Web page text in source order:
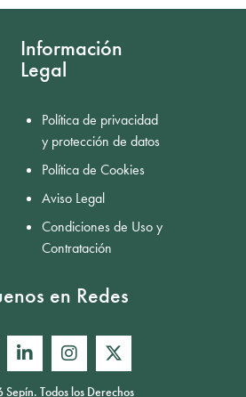
Información
Legal
Política de privacidad
y protección de datos
Política de Cookies
Aviso Legal
Condiciones de Uso y
Contratación
en Redes
Todos los Derechos